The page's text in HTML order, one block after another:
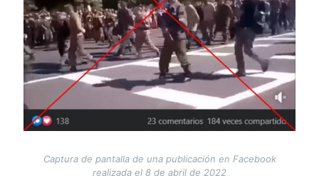
Captura de pantalla de una publicación en Facebook
realizada el 8 de abril de 2022